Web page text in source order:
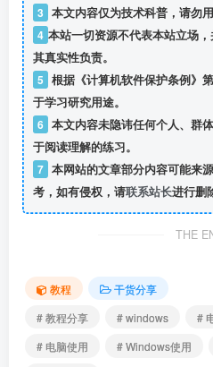
3 本文内容仅为技术科普，请勿用
4 本站一切资源不代表本站立场
其真实性负责。
5 根据《计算机软件保护条例》
于学习研究用途。
6 本文内容未隐讳任何个人、群
于阅读理解的练习。
7 本网站的文章部分内容可能来
考，如有侵权，请联系站长进行删
THE
教程
干货分享
# 教程分享
# windows #
# 电脑使用
# Windows使用